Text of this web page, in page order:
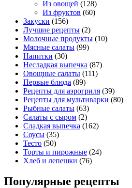
Из овощей (128)
Из фруктов (60)
Закуски (156)
Лучшие рецепты (2)
Молочные продукты (10)
Мясные салаты (99)
Напитки (30)
Несладкая выпечка (87)
Овощные салаты (111)
Первые блюда (89)
Рецепты для аэрогриля (39)
Рецепты для мультиварки (80)
Рыбные салаты (63)
Салаты с сыром (2)
Сладкая выпечка (162)
Соусы (35)
Тесто (50)
Торты и пирожные (24)
Хлеб и лепешки (76)
Популярные рецепты